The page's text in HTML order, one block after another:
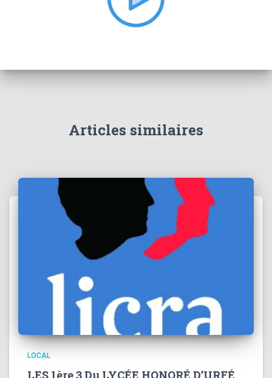
Articles similaires
LOCAL
LES 1ère 3 Du LYCÉE HONORÉ D’URFÉ